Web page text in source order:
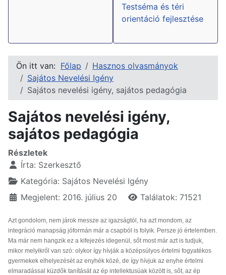
Testséma és téri
orientáció fejlesztése
Ön itt van: Főlap
Hasznos olvasmányok
Sajátos Nevelési Igény
Sajátos nevelési igény, sajátos pedagógia
Sajátos nevelési igény,
sajátos pedagógia
Részletek
Írta: Szerkesztő
Kategória: Sajátos Nevelési Igény
Megjelent: 2016. július 20
Találatok: 71521
Azt gondolom, nem járok messze az igazságtól, ha azt mondom, az
integráció manapság jóformán már a csapból is folyik. Persze jó értelemben.
Ma már nem hangzik ez a kifejezés idegenül, sőt most már azt is tudjuk,
mikor melyikről van szó: olykor így hívják a középsúlyos értelmi fogyatékos
gyermekek elhelyezését az enyhék közé, de így hívjuk az enyhe értelmi
elmaradással küzdők tanítását az ép intellektusúak között is, sőt, az ép